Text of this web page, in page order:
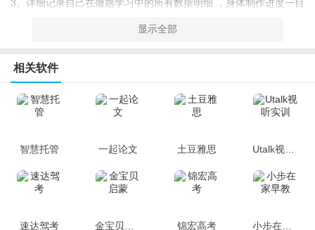
3、详细记录自己在做题学习中的所有数据明细 ，身体制作进度一目
了然更利于掌握自己在兽医知识点中的所实际掌握到的核心要点。
兽医小灶中融入了丰富的题库知识点，便捷从业兽医行业或家里有
宠物的用户可以在线轻松学习提升自己对应宠物的知识掌握点范
围，设立了自检试题专区，可以有利于明确了解自己对应宠物健康
显示全部
相关软件
智慧托管 一起论文 土豆雅思
速达驾考 锦宏高考